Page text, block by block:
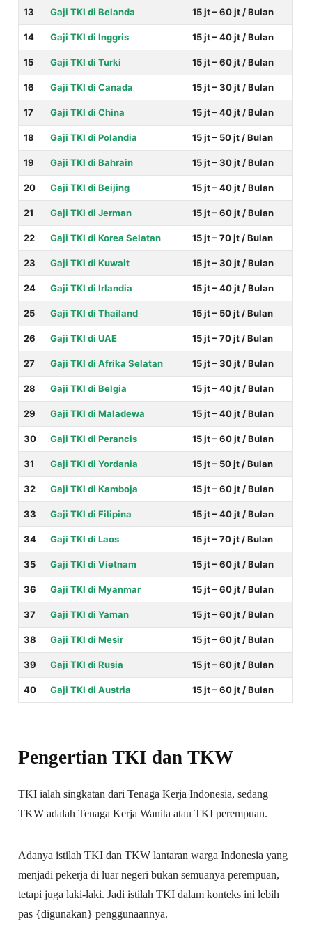
13 Gaji TKI di Belanda 15 jt – 60 jt / Bulan
14 Gaji TKI di Inggris 15 jt – 40 jt / Bulan
15 Gaji TKI di Turki 15 jt – 60 jt / Bulan
16 Gaji TKI di Canada 15 jt – 30 jt / Bulan
17 Gaji TKI di China 15 jt – 40 jt / Bulan
18 Gaji TKI di Polandia 15 jt – 50 jt / Bulan
19 Gaji TKI di Bahrain 15 jt – 30 jt / Bulan
20 Gaji TKI di Beijing 15 jt – 40 jt / Bulan
21 Gaji TKI di Jerman 15 jt – 60 jt / Bulan
22 Gaji TKI di Korea Selatan 15 jt – 70 jt / Bulan
23 Gaji TKI di Kuwait 15 jt – 30 jt / Bulan
24 Gaji TKI di Irlandia 15 jt – 40 jt / Bulan
25 Gaji TKI di Thailand 15 jt – 50 jt / Bulan
26 Gaji TKI di UAE 15 jt – 70 jt / Bulan
27 Gaji TKI di Afrika Selatan 15 jt – 30 jt / Bulan
28 Gaji TKI di Belgia 15 jt – 40 jt / Bulan
29 Gaji TKI di Maladewa 15 jt – 40 jt / Bulan
30 Gaji TKI di Perancis 15 jt – 60 jt / Bulan
31 Gaji TKI di Yordania 15 jt – 50 jt / Bulan
32 Gaji TKI di Kamboja 15 jt – 60 jt / Bulan
33 Gaji TKI di Filipina 15 jt – 40 jt / Bulan
34 Gaji TKI di Laos 15 jt – 70 jt / Bulan
35 Gaji TKI di Vietnam 15 jt – 60 jt / Bulan
36 Gaji TKI di Myanmar 15 jt – 60 jt / Bulan
37 Gaji TKI di Yaman 15 jt – 60 jt / Bulan
38 Gaji TKI di Mesir 15 jt – 60 jt / Bulan
39 Gaji TKI di Rusia 15 jt – 60 jt / Bulan
40 Gaji TKI di Austria 15 jt – 60 jt / Bulan
Pengertian TKI dan TKW
TKI ialah singkatan dari Tenaga Kerja Indonesia, sedang
TKW adalah Tenaga Kerja Wanita atau TKI perempuan.
Adanya istilah TKI dan TKW lantaran warga Indonesia yang
menjadi pekerja di luar negeri bukan semuanya perempuan,
tetapi juga laki-laki. Jadi istilah TKI dalam konteks ini lebih
pas {digunakan} penggunaannya.